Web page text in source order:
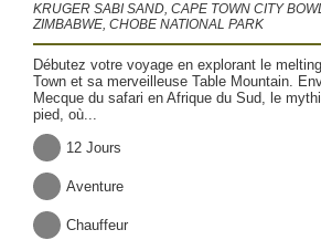
KRUGER SABI SAND, CAPE TOWN CITY
ZIMBABWE, CHOBE NATIONAL PARK
Débutez votre voyage en explorant le
Town et sa merveilleuse Table Mountain.
Mecque du safari en Afrique du Sud, le
pied, où...
12 Jours
Aventure
Chauffeur